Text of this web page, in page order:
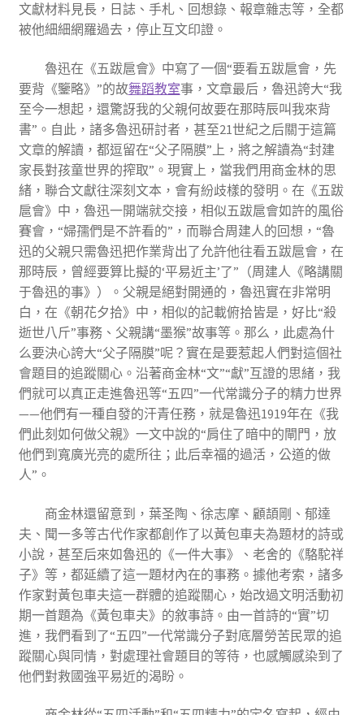
文獻材料見長，日誌、手札、回想錄、報章雜志等，全都
被他細細網羅過去，停止互文印證。
魯迅在《五跋扈會》中寫了一個“要看五跋扈會，先
要背《鑒略》”的故舞蹈教室事，文章最后，魯迅誇大“我
至今一想起，還驚訝我的父親何故要在那時辰叫我來背
書”。自此，諸多魯迅研討者，甚至21世紀之后關于這篇
文章的解讀，都逗留在“父子隔膜”上，將之解讀為“封建
家長對孩童世界的搾取”。現實上，當我們用商金林的思
緒，聯合文獻往深刻文本，會有紛歧樣的發明。在《五跋
扈會》中，魯迅一開端就交接，相似五跋扈會如許的風俗
賽會，“婦孺們是不許看的”，而聯合周建人的回想，“魯
迅的父親只需魯迅把作業背出了允許他往看五跋扈會，在
那時辰，曾經要算比擬的‘平易近主’了”（周建人《略講關
于魯迅的事》）。父親是絕對開通的，魯迅實在非常明
白，在《朝花夕拾》中，相似的記載俯拾皆是，好比“殺
逝世八斤”事務、父親講“墨猴”故事等。那么，此處為什
么要決心誇大“父子隔膜”呢？實在是要惹起人們對這個社
會題目的追蹤關心。沿著商金林“文”“獻”互證的思緒，我
們就可以真正走進魯迅等“五四”一代常識分子的精力世界
——他們有一種自發的汗青任務，就是魯迅1919年在《我
們此刻如何做父親》一文中說的“肩住了暗中的閘門，放
他們到寬廣光亮的處所往；此后幸福的過活，公道的做
人”。
商金林還留意到，葉圣陶、徐志摩、顧頡剛、郁達
夫、聞一多等古代作家都創作了以黃包車夫為題材的詩或
小說，甚至后來如魯迅的《一件大事》、老舍的《駱駝祥
子》等，都延續了這一題材內在的事務。據他考索，諸多
作家對黃包車夫這一群體的追蹤關心，始改過文明活動初
期一首題為《黃包車夫》的敘事詩。由一首詩的“實”切
進，我們看到了“五四”一代常識分子對底層勞苦民眾的追
蹤關心與同情，對處理社會題目的等待，也感觸感染到了
他們對救國強平易近的渴盼。